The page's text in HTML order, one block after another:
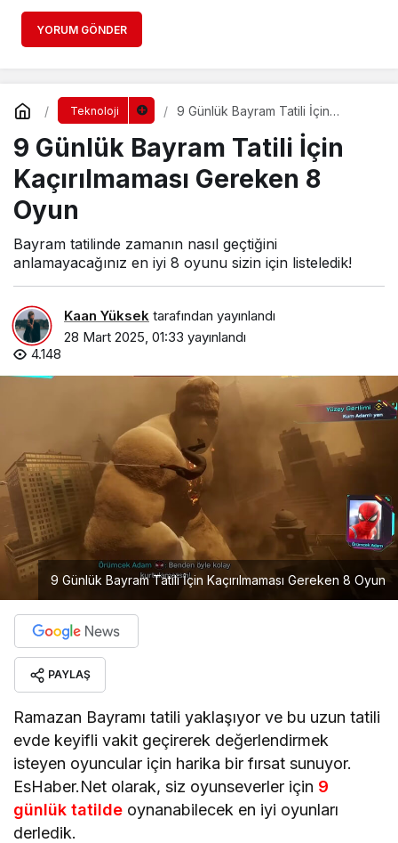
YORUM GÖNDER
Teknoloji
9 Günlük Bayram Tatili İçin
9 Günlük Bayram Tatili İçin
Kaçırılmaması Gereken 8
Oyun
Bayram tatilinde zamanın nasıl geçtiğini
anlamayacağınız en iyi 8 oyunu sizin için listeledik!
Kaan Yüksek tarafından yayınlandı
28 Mart 2025, 01:33 yayınlandı
4.148
9 Günlük Bayram Tatili İçin Kaçırılmaması Gereken 8 Oyun
PAYLAŞ
Ramazan Bayramı tatili yaklaşıyor ve bu uzun tatili
evde keyifli vakit geçirerek değerlendirmek
isteyen oyuncular için harika bir fırsat sunuyor.
EsHaber.Net olarak, siz oyunseverler için 9
günlük tatilde oynanabilecek en iyi oyunları
derledik.